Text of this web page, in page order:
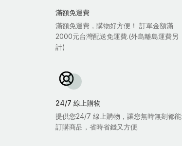
滿額免運費
滿額免運費，購物好方便！ 訂單金額滿
2000元台灣配送免運費.(外島離島運費另
計)
24/7 線上購物
提供您24/7 線上購物，讓您無時無刻都能
訂購商品，省時省錢又方便.